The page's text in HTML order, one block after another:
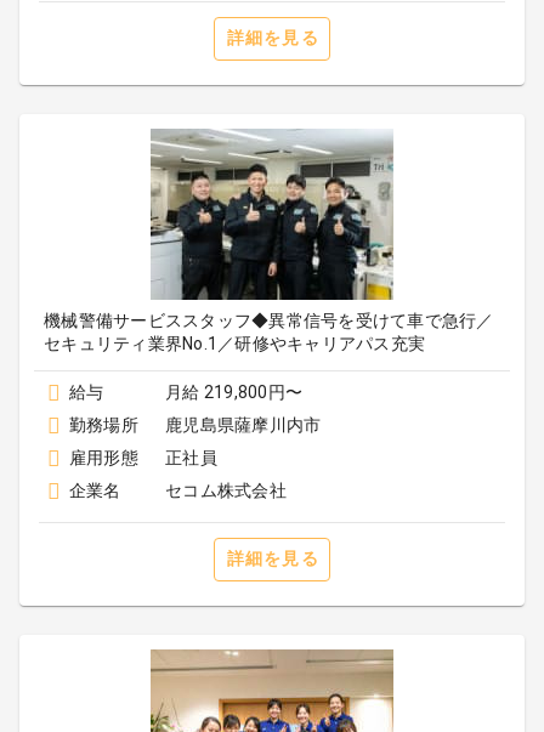
詳細を見る
機械警備サービススタッフ◆異常信号を受けて車で急行／
セキュリティ業界No.1／研修やキャリアパス充実
給与
月給 219,800円〜
勤務場所
鹿児島県薩摩川内市
雇用形態
正社員
企業名
セコム株式会社
詳細を見る